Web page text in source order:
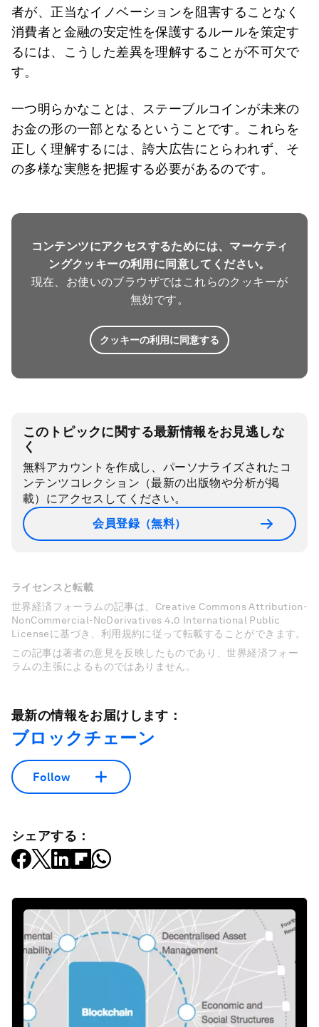
者が、正当なイノベーションを阻害することなく
消費者と金融の安定性を保護するルールを策定す
るには、こうした差異を理解することが不可欠で
す。
一つ明らかなことは、ステーブルコインが未来の
お金の形の一部となるということです。これらを
正しく理解するには、誇大広告にとらわれず、そ
の多様な実態を把握する必要があるのです。
コンテンツにアクセスするためには、マーケティ
ングクッキーの利用に同意してください。
現在、お使いのブラウザではこれらのクッキーが
無効です。
クッキーの利用に同意する
このトピックに関する最新情報をお見逃しな
く
無料アカウントを作成し、パーソナライズされたコ
ンテンツコレクション（最新の出版物や分析が掲
載）にアクセスしてください。
会員登録（無料）
ライセンスと転載
世界経済フォーラムの記事は、Creative Commons Attribution-
NonCommercial-NoDerivatives 4.0 International Public
Licenseに基づき、利用規約に従って転載することができます。
この記事は著者の意見を反映したものであり、世界経済フォー
ラムの主張によるものではありません。
最新の情報をお届けします：
ブロックチェーン
Follow
シェアする：